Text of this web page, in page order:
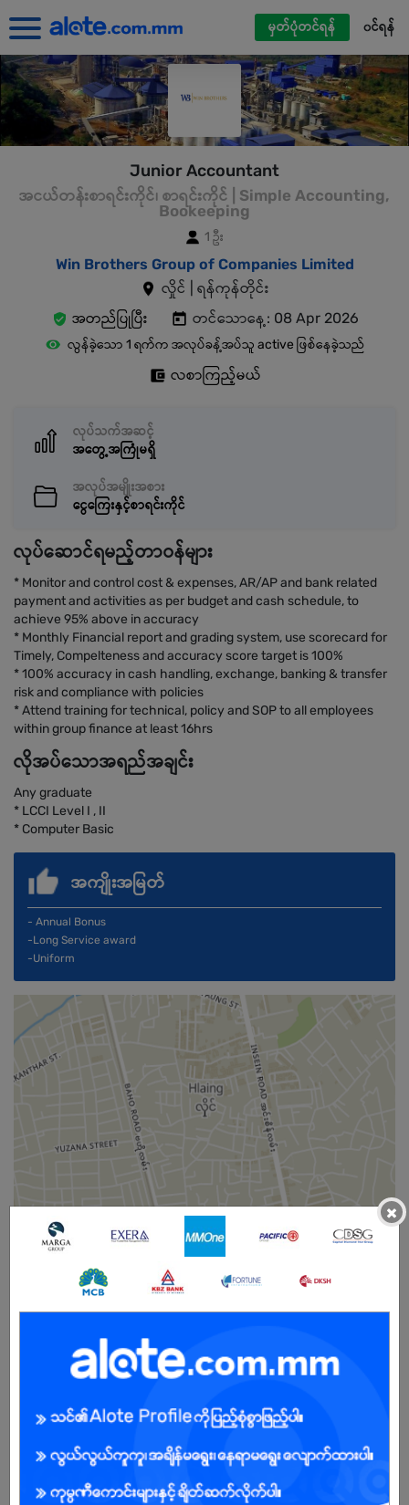
မှတ်ပုံတင်ရန် ၀င်ရန်
Junior Accountant
အငယ်တန်းစာရင်းကိုင်၊ စာရင်းကိုင် | Simple Accounting,
Bookeeping
1 ဦး
Win Brothers Group of Companies Limited
လှိုင် | ရန်ကုန်တိုင်း
အတည်ပြုပြီး
တင်သောနေ့: 08 Apr 2026
လွန်ခဲ့သော 1 ရက်က အလုပ်ခန့်အပ်သူ active ဖြစ်နေခဲ့သည်
လစာကြည့်မယ်
လုပ်သက်အဆင့်
အတွေ့အကြုံမရှိ
အလုပ်အမျိုးအစား
ငွေကြေးနှင့်စာရင်းကိုင်
လုပ်ဆောင်ရမည့်တာဝန်များ
* Monitor and control cost & expenses, AR/AP and bank related
payment and activities as per budget and cash schedule, to
achieve 95% above in accuracy
* Monthly Financial report and grading system, use scorecard for
Timely, Compelteness and accuracy score target is 100%
* 100% accuracy in cash handling, exchange, banking & transfer
risk and compliance with policies
* Attend training for technical, policy and SOP to all employees
within group finance at least 16hrs
လိုအပ်သောအရည်အချင်း
Any graduate
* LCCI Level I , II
* Computer Basic
အကျိုးအမြတ်
- Annual Bonus
-Long Service award
-Uniform
အခွင့်အရေးရှိသူ : ကျား/မ
ကျွန်ုပ်တို့ကုမ္ပဏီအကြောင်း
ဝင်းညီအစ်ကိုများ ကုမ္ပဏီလုပ်ငန်းစု (Win Brothers Group of Co., Ltd)
သည် မြန်မာနိုင်ငံတွင် ဖွံ့ဖြိုးတိုးတက်မှု မြန်ဆန်သော လုပ်ငန်းစုများထဲတွင်
တစ်ခု အပါအဝင်ဖြစ်ပြီး မန္တလေးမြို. ရှိ ဝင်းမိသားစုက ၁၉၉၀ ခုနှစ်တွင်
တည်ထောင်ခဲ့သည်။ စတင်တည်ထောင်သည့် နှစ်မှ စ၍ လုပ်ဆောင်ခဲ့သော
လုပ်ငန်းများအနေဖြင့် ဖျော်ယမကာ ထုတ်ကုန်များ၊ စက် မူလုပ်ငန်း သုံး
ဓာတ်ငွေ့များ၊ စိုက်ပျိုးရေး လုပ်ငန်း၊ သကြားထုတ်လုပ်ခြင်း၊ ဆောက်လုပ်ရေး
လုပ်ငန်းသုံး ပစ္စည်များ ထုတ်လုပ်ခြင်း၊ သတ္တုတွင်း တူးဖော်ခြင်း နှင့် ဖြန့်ဖြူး
ခြင်း လုပ်ငန်းများကို စီးပွားရေးကဏ္ဍအမျိုးမျိုးတွင် ပါဝင်လုပ်ကိုင် လျက်ရှိ
×